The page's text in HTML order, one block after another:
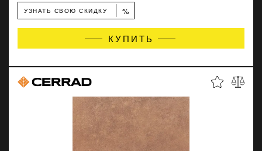
УЗНАТЬ СВОЮ СКИДКУ %
КУПИТЬ